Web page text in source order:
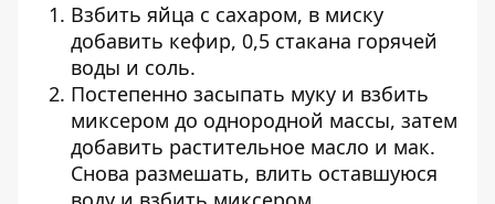
Взбить яйца с сахаром, в миску
добавить кефир, 0,5 стакана горячей
воды и соль.
Постепенно засыпать муку и взбить
миксером до однородной массы, затем
добавить растительное масло и мак.
Снова размешать, влить оставшуюся